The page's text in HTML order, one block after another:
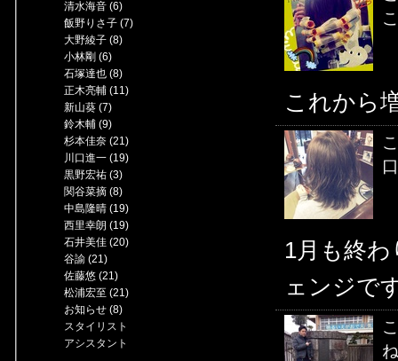
これか
1月も終
ェンジで
清水海音 (6)
飯野りさ子 (7)
大野綾子 (8)
小林剛 (6)
石塚達也 (8)
正木亮輔 (11)
新山葵 (7)
鈴木輔 (9)
杉本佳奈 (21)
川口進一 (19)
黒野宏祐 (3)
関谷菜摘 (8)
中島隆晴 (19)
西里幸朗 (19)
石井美佳 (20)
谷諭 (21)
佐藤悠 (21)
松浦宏至 (21)
お知らせ (8)
スタイリスト
アシスタント